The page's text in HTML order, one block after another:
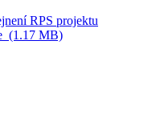
RPS projektu
(1.17 MB)